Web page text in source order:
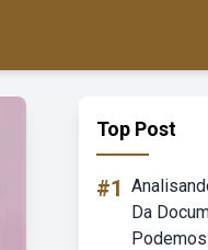
Top Post
#1
Da